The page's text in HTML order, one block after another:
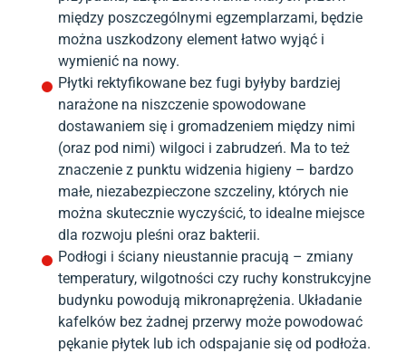
między poszczególnymi egzemplarzami, będzie
można uszkodzony element łatwo wyjąć i
wymienić na nowy.
Płytki rektyfikowane bez fugi byłyby bardziej
narażone na niszczenie spowodowane
dostawaniem się i gromadzeniem między nimi
(oraz pod nimi) wilgoci i zabrudzeń. Ma to też
znaczenie z punktu widzenia higieny – bardzo
małe, niezabezpieczone szczeliny, których nie
można skutecznie wyczyścić, to idealne miejsce
dla rozwoju pleśni oraz bakterii.
Podłogi i ściany nieustannie pracują – zmiany
temperatury, wilgotności czy ruchy konstrukcyjne
budynku powodują mikronaprężenia. Układanie
kafelków bez żadnej przerwy może powodować
pękanie płytek lub ich odspajanie się od podłoża.